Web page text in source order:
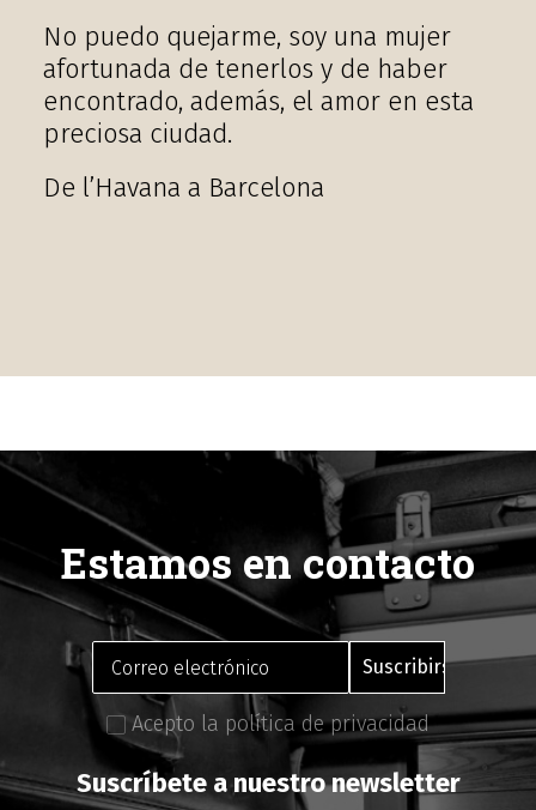
No puedo quejarme, soy una mujer
afortunada de tenerlos y de haber
encontrado, además, el amor en esta
preciosa ciudad.
De l’Havana a Barcelona
Estamos en contacto
Acepto la política de privacidad
Suscríbete a nuestro newsletter